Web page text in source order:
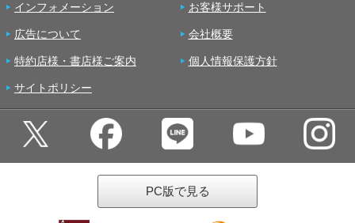
インフォメーション お客様サポート
広告について 会社概要
特約店様・書店様ご案内 個人情報保護方針
サイトポリシー
PC版で見る